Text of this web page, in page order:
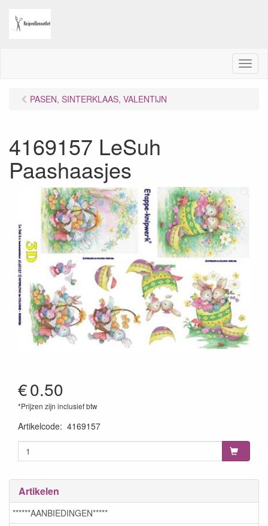
M
e
PASEN, SINTERKLAAS, VALENTIJN
4169157 LeSuh
Paashaasjes
€0.50
*Prijzen zijn inclusief btw
Artikelcode: 4169157
Artikelen
******AANBIEDINGEN*****